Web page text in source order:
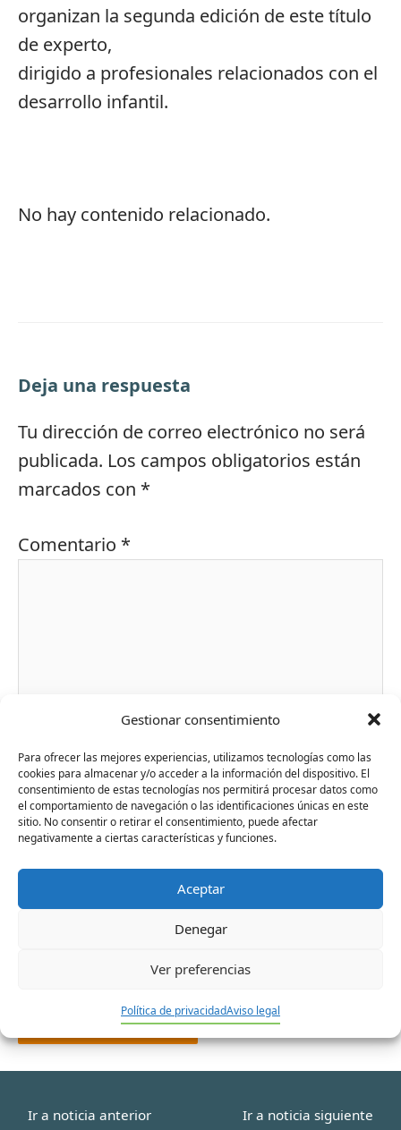
Gestionar consentimiento
Para ofrecer las mejores experiencias, utilizamos tecnologías como las
cookies para almacenar y/o acceder a la información del dispositivo. El
consentimiento de estas tecnologías nos permitirá procesar datos como
el comportamiento de navegación o las identificaciones únicas en este
sitio. No consentir o retirar el consentimiento, puede afectar
negativamente a ciertas características y funciones.
Aceptar
Denegar
Ver preferencias
Política de privacidadAviso legal
organizan la segunda edición de este título
de experto,
dirigido a profesionales relacionados con el
desarrollo infantil.
No hay contenido relacionado.
Deja una respuesta
Tu dirección de correo electrónico no será
publicada. Los campos obligatorios están
marcados con *
Comentario *
Nombre*
Correo
Ir a noticia anterior Ir a noticia siguiente